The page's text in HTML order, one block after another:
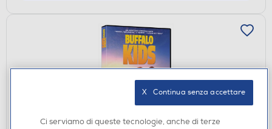
Ci serviamo di queste tecnologie, anche di terze
X   Continua senza accettare